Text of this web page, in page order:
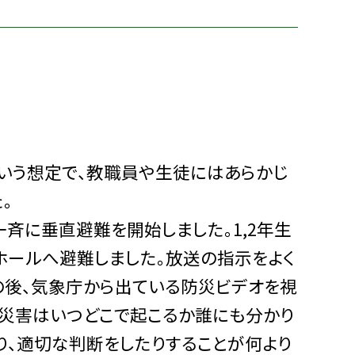
想定で、教職員や生徒にはあらかじ
に垂直避難を開始しました。1,2年生
ルへ避難しました。放送の指示をよく
後、気象庁から出ている防災ビデオを視
害はいつどこで起こるか誰にも分かり
適切な判断をしたりすることが何より